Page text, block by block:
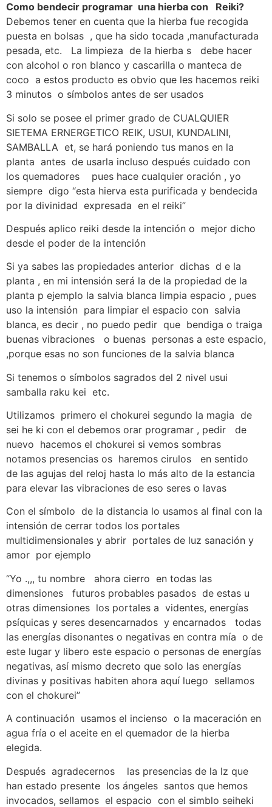
Como bendecir programar una hierba con Reiki?
Debemos tener en cuenta que la hierba fue recogida
puesta en bolsas , que ha sido tocada ,manufacturada
pesada, etc. La limpieza de la hierba s debe hacer
con alcohol o ron blanco y cascarilla o manteca de
coco a estos producto es obvio que les hacemos reiki
3 minutos o símbolos antes de ser usados
Si solo se posee el primer grado de CUALQUIER
SIETEMA ERNERGETICO REIK, USUI, KUNDALINI,
SAMBALLA et, se hará poniendo tus manos en la
planta antes de usarla incluso después cuidado con
los quemadores pues hace cualquier oración , yo
siempre digo “esta hierva esta purificada y bendecida
por la divinidad expresada en el reiki”
Después aplico reiki desde la intención o mejor dicho
desde el poder de la intención
Si ya sabes las propiedades anterior dichas d e la
planta , en mi intensión será la de la propiedad de la
planta p ejemplo la salvia blanca limpia espacio , pues
uso la intensión para limpiar el espacio con salvia
blanca, es decir , no puedo pedir que bendiga o traiga
buenas vibraciones o buenas personas a este espacio,
,porque esas no son funciones de la salvia blanca
Si tenemos o símbolos sagrados del 2 nivel usui
samballa raku kei etc.
Utilizamos primero el chokurei segundo la magia de
sei he ki con el debemos orar programar , pedir de
nuevo hacemos el chokurei si vemos sombras
notamos presencias os haremos cirulos en sentido
de las agujas del reloj hasta lo más alto de la estancia
para elevar las vibraciones de eso seres o lavas
Con el símbolo de la distancia lo usamos al final con la
intensión de cerrar todos los portales
multidimensionales y abrir portales de luz sanación y
amor por ejemplo
“Yo .,,, tu nombre ahora cierro en todas las
dimensiones futuros probables pasados de estas u
otras dimensiones los portales a videntes, energías
psíquicas y seres desencarnados y encarnados todas
las energías disonantes o negativas en contra mía o de
este lugar y libero este espacio o personas de energías
negativas, así mismo decreto que solo las energías
divinas y positivas habiten ahora aquí luego sellamos
con el chokurei”
A continuación usamos el incienso o la maceración en
agua fría o el aceite en el quemador de la hierba
elegida.
Después agradecernos las presencias de la lz que
han estado presente los ángeles santos que hemos
invocados, sellamos el espacio con el simblo seiheki